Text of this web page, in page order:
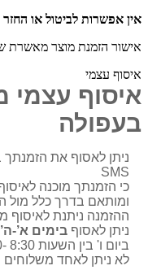
אין אפשרות לביטול או
אישור הזמנת מוצר מאשרת
איסוף עצמי
איסוף עצמי
בעפולה
ניתן לאסוף את
SMS
ומותאם בדרך כלל מול
ההזמנה ניתנת לאיסוף
ניתן לאסוף בימים א’-ה’
ביום ו' בין השעות 8:30 -14:00
לא ניתן לאחד משלוחים